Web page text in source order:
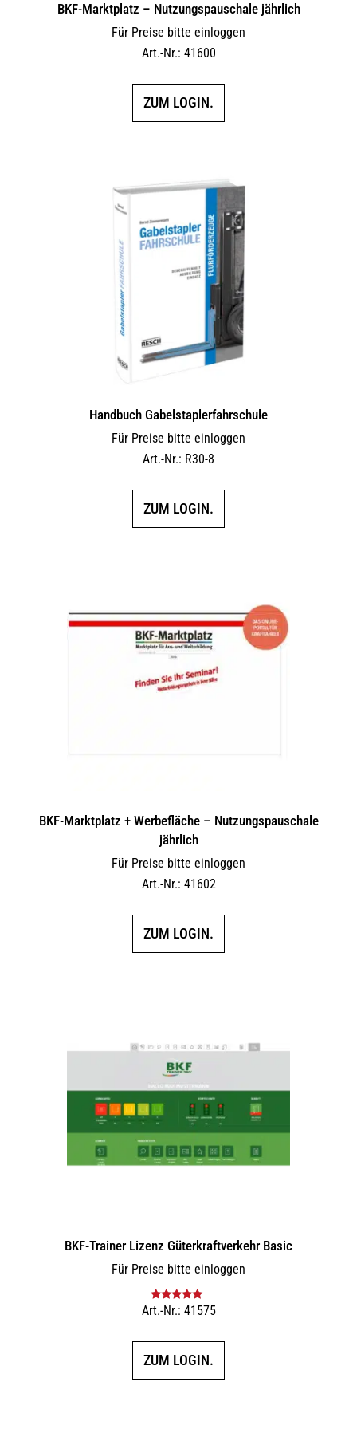
BKF-Marktplatz – Nutzungspauschale jährlich
Für Preise bitte einloggen
Art.-Nr.: 41600
ZUM LOGIN.
Handbuch Gabelstaplerfahrschule
Für Preise bitte einloggen
Art.-Nr.: R30-8
ZUM LOGIN.
BKF-Marktplatz + Werbefläche – Nutzungspauschale
jährlich
Für Preise bitte einloggen
Art.-Nr.: 41602
ZUM LOGIN.
BKF-Trainer Lizenz Güterkraftverkehr Basic
Für Preise bitte einloggen
Bewertet mit
Art.-Nr.: 41575
ZUM LOGIN.